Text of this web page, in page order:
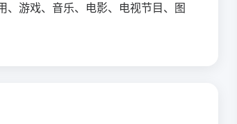
游戏、音乐、电影、电视节目、图